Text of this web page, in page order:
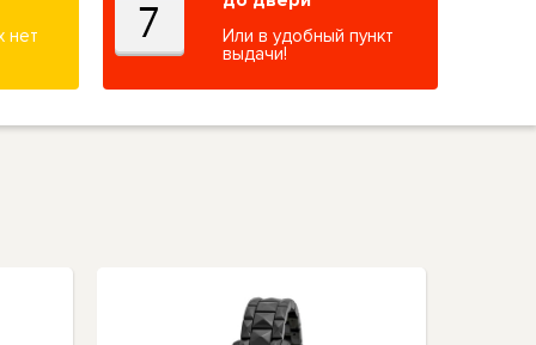
нет
Или в удобный пункт
выдачи!